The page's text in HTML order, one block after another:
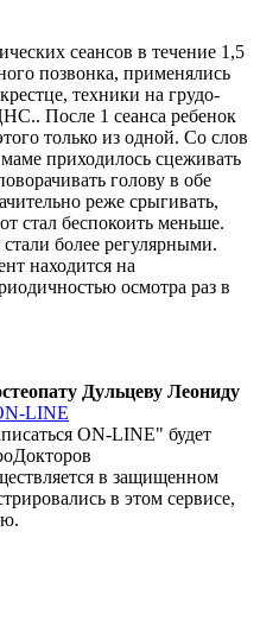
сеансов в течение 1,5
позвонка, применялись
техники на грудо-
После 1 сеанса ребенок
только из одной. Со слов
приходилось сцеживать
голову в обе
реже срыгивать,
стал беспокоить меньше.
более регулярными.
находится на
осмотра раз в
Дульцеву Леониду
LINE
ON-LINE" будет
в защищенном
в этом сервисе,